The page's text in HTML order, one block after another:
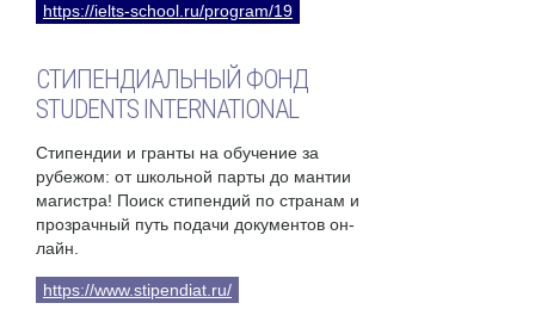
https://ielts-school.ru/program/19
СТИПЕНДИАЛЬНЫЙ ФОНД
STUDENTS INTERNATIONAL
Стипендии и гранты на обучение за
рубежом: от школьной парты до мантии
магистра! Поиск стипендий по странам и
прозрачный путь подачи документов он-
лайн.
https://www.stipendiat.ru/